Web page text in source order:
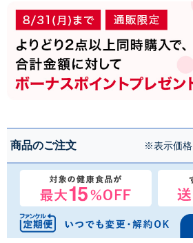
商品のご注文 ※表示価格